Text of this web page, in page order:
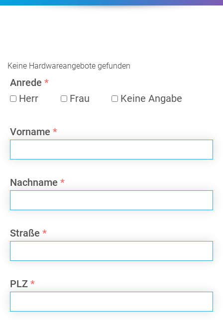
Keine Hardwareangebote gefunden
Anrede *
Herr
Frau Keine Angabe
Vorname *
Nachname *
Straße *
PLZ *